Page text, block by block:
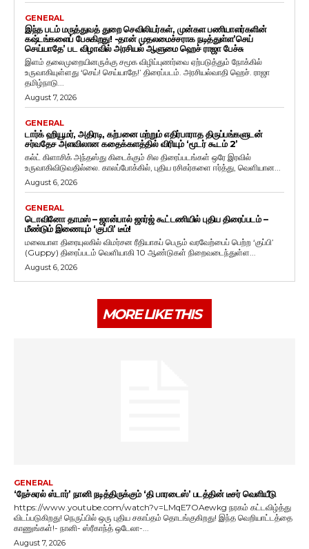
GENERAL
இந்த படம் மருத்துவத் துறை செவிலியர்கள், முன்கள பணியாளர்களின்
கஷ்டங்களைப் பேசுகிறது! -தான் முதலமைச்சராக நடித்துள்ள’செய்
செய்யாதே’ பட விழாவில் அரசியல் ஆளுமை ஹெச் ராஜா பேச்சு
இளம் தலைமுறையினருக்கு சமூக விழிப்புணர்வை ஏற்படுத்தும் நோக்கில்
உருவாகியுள்ளது ‘செய்! செய்யாதே!’ திரைப்படம். அரசியல்வாதி ஹெச். ராஜா
தமிழ்நாடு...
August 7, 2026
GENERAL
டார்க் ஹியூமர், அதிரடி, கற்பனை மற்றும் எதிர்பாராத திருப்பங்களுடன்
சர்வதேச அளவிலான கதைக்களத்தில் விரியும் ‘மூடர் கூடம் 2’
கல்ட் கிளாசிக் அந்தஸ்து கிடைக்கும் சில திரைப்படங்கள் ஒரே இரவில்
உருவாகிவிடுவதில்லை. காலப்போக்கில், புதிய ரசிகர்களை ஈர்த்து, வெளியான...
August 6, 2026
GENERAL
டொவினோ தாமஸ் – ஜான்பால் ஜார்ஜ் கூட்டணியில் புதிய திரைப்படம் –
மீண்டும் இணையும் ‘குப்பி’ டீம்!
மலையாள திரையுலகில் விமர்சன ரீதியாகப் பெரும் வரவேற்பைப் பெற்ற ‘குப்பி’
(Guppy) திரைப்படம் வெளியாகி 10 ஆண்டுகள் நிறைவடைந்துள்ள...
August 6, 2026
MORE LIKE THIS
GENERAL
‘நேச்சுரல் ஸ்டார்’ நானி நடித்திருக்கும் ‘தி பாரடைஸ்’ படத்தின் டீசர் வெளியீடு
https://www.youtube.com/watch?v=LMqE7OAewkg நரகம் கட்டவிழ்த்து
விடப்படுகிறது! நெருப்பில் ஒரு புதிய சகாப்தம் தொடங்குகிறது! இந்த வெறியாட்டத்தை
காணுங்கள்!- நானி- ஸ்ரீகாந்த் ஒடேலா-...
August 7, 2026